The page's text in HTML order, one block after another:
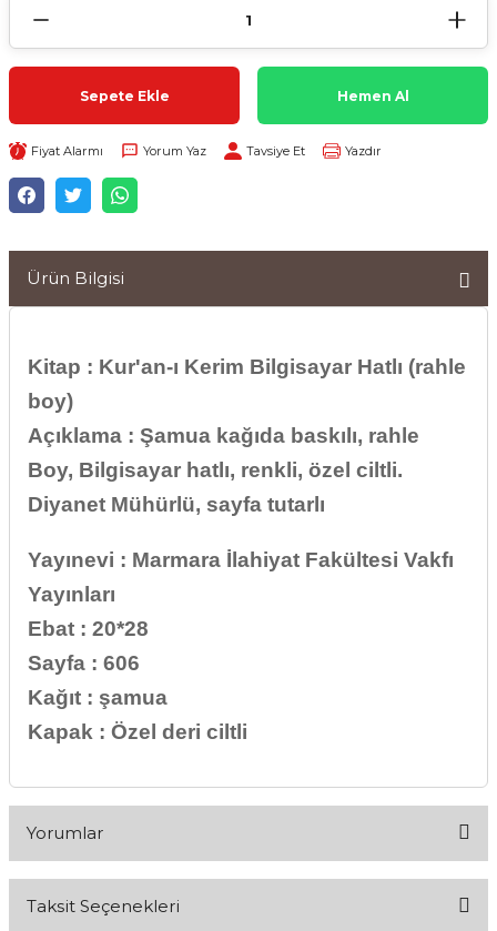
Sepete Ekle Hemen Al
Fiyat Alarmı Yorum Yaz Tavsiye Et Yazdır
Ürün Bilgisi
Kitap : Kur'an-ı Kerim Bilgisayar Hatlı (rahle
boy)
Açıklama : Şamua kağıda baskılı, rahle
Boy, Bilgisayar hatlı, renkli, özel ciltli.
Diyanet Mühürlü, sayfa tutarlı
Yayınevi : Marmara İlahiyat Fakültesi Vakfı
Yayınları
Ebat : 20*28
Sayfa : 606
Kağıt : şamua
Kapak : Özel deri ciltli
Yorumlar
Taksit Seçenekleri